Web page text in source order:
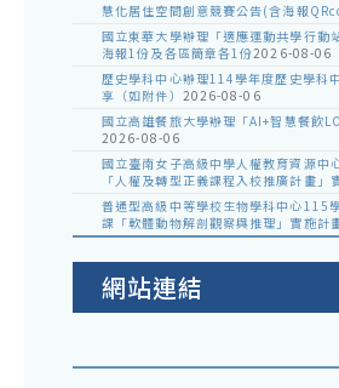
慧化居住空間創意競賽公告(含海報
國立東華大學辦理「適應運動共學行動
海報1份及各區簡章各1份2026-08-06
歷史學科中心辦理114學年度歷史學科
享（如附件） 2026-08-06
國立高雄餐旅大學辦理「AI+智慧餐飲
2026-08-06
國立臺南女子高級中學人權教育資源中
「人權及轉型正義課程入校推廣計畫」
普通型高級中等學校生物學科中心115
課「軟體動物解剖觀察與推理」實施計
網站連結